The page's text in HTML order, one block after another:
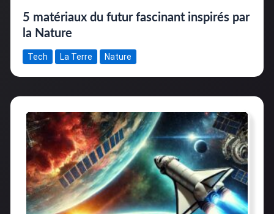
5 matériaux du futur fascinant inspirés par
la Nature
Tech La Terre Nature